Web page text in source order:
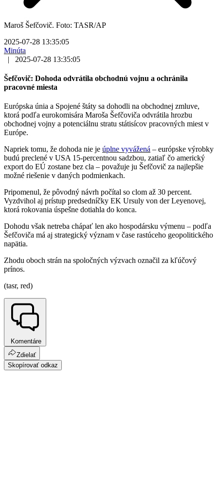
Maroš Šefčovič. Foto: TASR/AP
2025-07-28 13:35:05
Minúta
|
2025-07-28 13:35:05
Šefčovič: Dohoda odvrátila obchodnú vojnu a ochránila
pracovné miesta
Európska únia a Spojené štáty sa dohodli na obchodnej zmluve,
ktorá podľa eurokomisára Maroša Šefčoviča odvrátila hrozbu
obchodnej vojny a potenciálnu stratu státisícov pracovných miest v
Európe.
Napriek tomu, že dohoda nie je úplne vyvážená – európske výrobky
budú preclené v USA 15-percentnou sadzbou, zatiaľ čo americký
export do EÚ zostane bez cla – považuje ju Šefčovič za najlepšie
možné riešenie v daných podmienkach.
Pripomenul, že pôvodný návrh počítal so clom až 30 percent.
Vyzdvihol aj prístup predsedníčky EK Ursuly von der Leyenovej,
ktorá rokovania úspešne dotiahla do konca.
Dohodu však netreba chápať len ako hospodársku výmenu – podľa
Šefčoviča má aj strategický význam v čase rastúceho geopolitického
napätia.
Zhodu oboch strán na spoločných výzvach označil za kľúčový
prínos.
(tasr, red)
Komentáre
Zdielať
Skopírovať odkaz